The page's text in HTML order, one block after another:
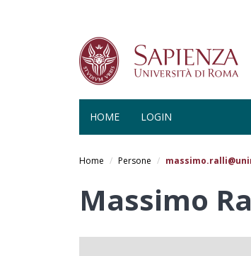
HOME LOGIN
Home Persone
Massimo